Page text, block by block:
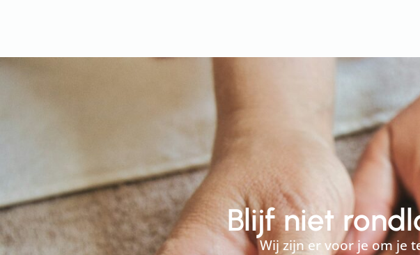
Blijf niet
Wij zijn er voor je om je